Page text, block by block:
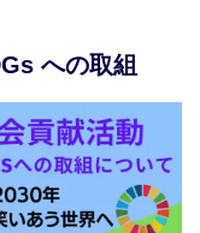
への取組